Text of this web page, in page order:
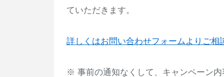
ていただきます。
詳しくはお問い合わせフォームよりご相
※ 事前の通知なくして、キャンペーン